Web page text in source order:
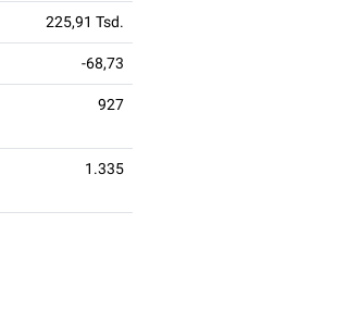
225,91 Tsd.
-68,73
927
1.335